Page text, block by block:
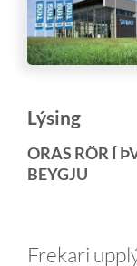
Lýsing
ORAS RÖR Í
BEYGJU
Frekari